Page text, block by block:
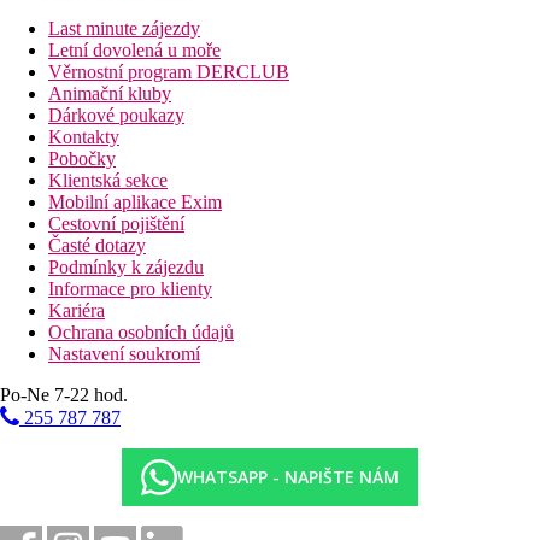
Recepce
4 bazény
6 restaurací (bufetová, americká, brazilská, středomořská,
italská a snack bar)
5 barů
salon krásy
spa centrum
fitness
diskotéka
dětský klub v místním jazyce
bankomat
směnárna
Popis pláže
Písčitá
lehátka a slunečníky zdarma
Strava
All inclusive:
snídaně, obědy a večeře formou bufetu
snack během dne
denně doplňovaný minibar
večeře v a la carte restauracích (nutná rezervace předem)
zahraniční výroby
Last minute zájezdy
Letní dovolená u moře
Věrnostní program DERCLUB
Animační kluby
Dárkové poukazy
Kontakty
Pobočky
Klientská sekce
Mobilní aplikace Exim
Cestovní pojištění
Časté dotazy
Podmínky k zájezdu
Informace pro klienty
Kariéra
Ochrana osobních údajů
Nastavení soukromí
Po-Ne 7-22 hod.
255 787 787
WHATSAPP - NAPIŠTE NÁM